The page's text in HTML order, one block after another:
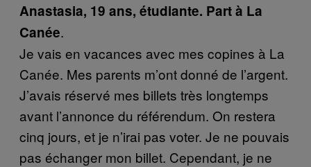
Anastasia, 19 ans, étudiante. Part à La
Canée.
Je vais en vacances avec mes copines à La
Canée. Mes parents m’ont donné de l’argent.
J’avais réservé mes billets très longtemps
avant l’annonce du référendum. On restera
cinq jours, et je n’irai pas voter. Je ne pouvais
pas échanger mon billet. Cependant, je ne